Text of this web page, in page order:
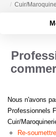
Cuir/
Type de bien
Nous n'avons
Professionnels
Cuir/
Re-